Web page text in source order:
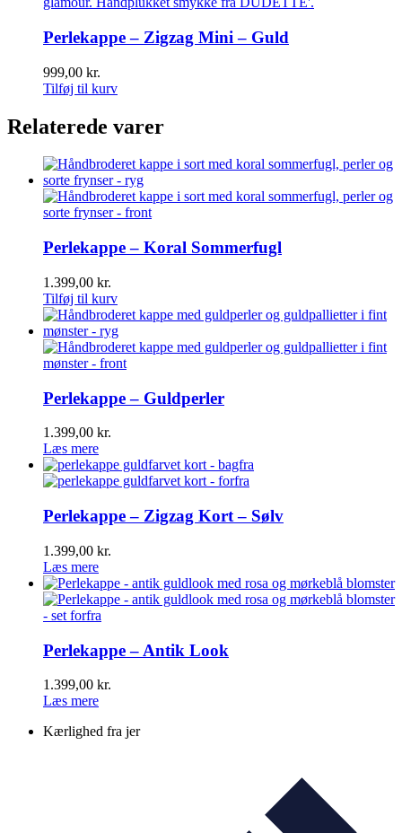
Perlekappe – Zigzag Mini – Guld
999,00 kr.
Tilføj til kurv
Relaterede varer
Perlekappe – Koral Sommerfugl
1.399,00 kr.
Tilføj til kurv
Perlekappe – Guldperler
1.399,00 kr.
Læs mere
Perlekappe – Zigzag Kort – Sølv
1.399,00 kr.
Læs mere
Perlekappe – Antik Look
1.399,00 kr.
Læs mere
Kærlighed fra jer